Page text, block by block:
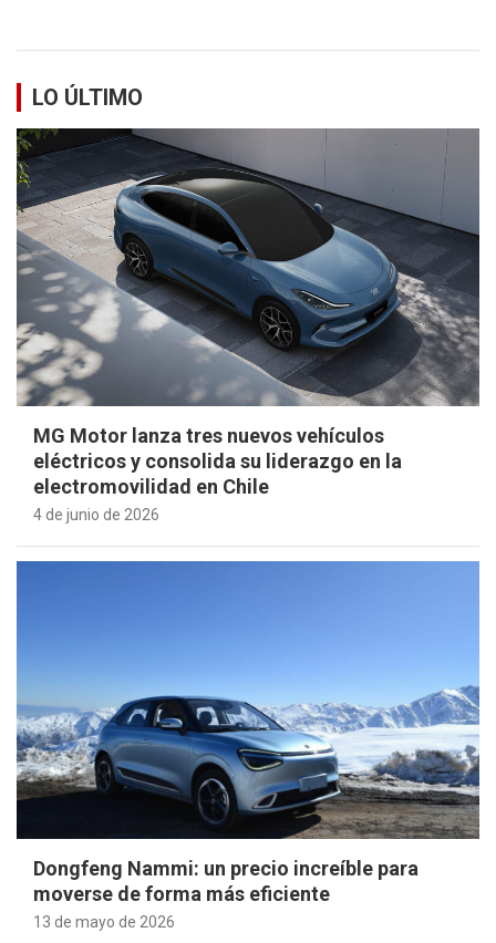
LO ÚLTIMO
MG Motor lanza tres nuevos vehículos
eléctricos y consolida su liderazgo en la
electromovilidad en Chile
4 de junio de 2026
Dongfeng Nammi: un precio increíble para
moverse de forma más eficiente
13 de mayo de 2026